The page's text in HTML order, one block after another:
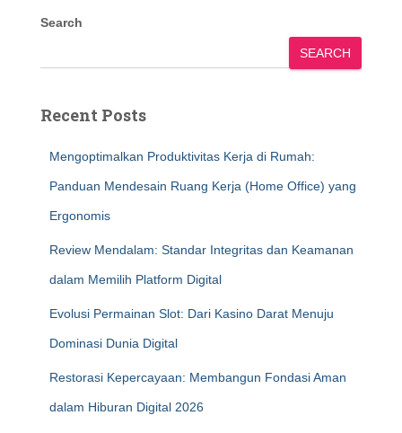
Search
SEARCH
Recent Posts
Mengoptimalkan Produktivitas Kerja di Rumah:
Panduan Mendesain Ruang Kerja (Home Office) yang
Ergonomis
Review Mendalam: Standar Integritas dan Keamanan
dalam Memilih Platform Digital
Evolusi Permainan Slot: Dari Kasino Darat Menuju
Dominasi Dunia Digital
Restorasi Kepercayaan: Membangun Fondasi Aman
dalam Hiburan Digital 2026